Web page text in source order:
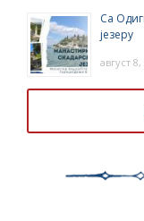
Са
језеру
август